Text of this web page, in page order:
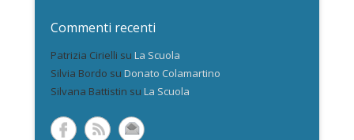
Commenti recenti
Patrizia Cirielli su La Scuola
Silvia Bordo su Donato Colamartino
Silvana Battistin su La Scuola